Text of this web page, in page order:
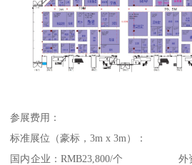
参展费用：
标准展位（豪标，3m x 3m）：
国内企业：RMB23,800/个 外资、